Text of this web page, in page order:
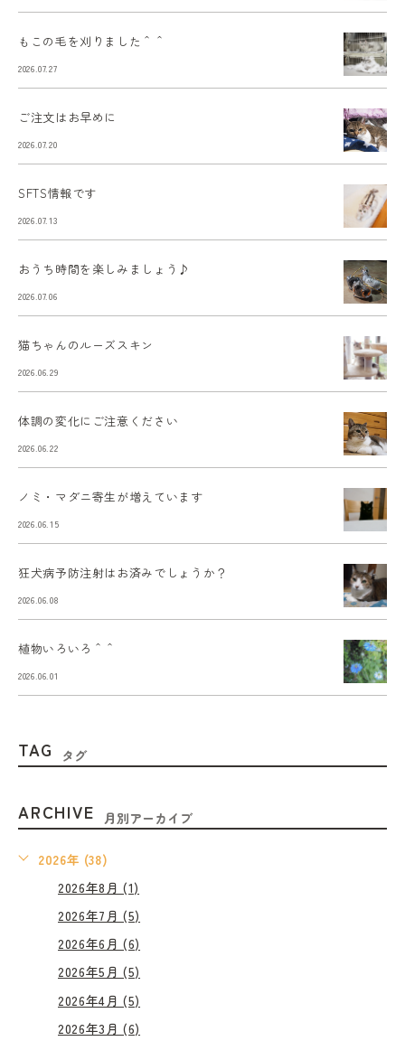
もこの毛を刈りました＾＾
2026.07.27
ご注文はお早めに
2026.07.20
SFTS情報です
2026.07.13
おうち時間を楽しみましょう♪
2026.07.06
猫ちゃんのルーズスキン
2026.06.29
体調の変化にご注意ください
2026.06.22
ノミ・マダニ寄生が増えています
2026.06.15
狂犬病予防注射はお済みでしょうか？
2026.06.08
植物いろいろ＾＾
2026.06.01
TAG タグ
ARCHIVE 月別アーカイブ
2026年 (38)
2026年8月 (1)
2026年7月 (5)
2026年6月 (6)
2026年5月 (5)
2026年4月 (5)
2026年3月 (6)